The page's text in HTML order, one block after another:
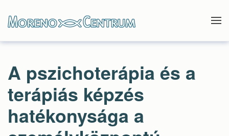
Skip to main content
A pszichoterápia és a
terápiás képzés
hatékonysága a